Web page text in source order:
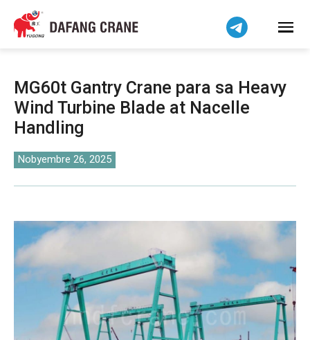
MG60t Gantry Crane para sa Heavy
Wind Turbine Blade at Nacelle
Handling
Nobyembre 26, 2025
हिन्दी
Bahasa Indonesia
简体中文
বাংলা
فارسی
اردو
Українська
Беларуская мова
Kiswahili
Dansk
O‘zbekcha